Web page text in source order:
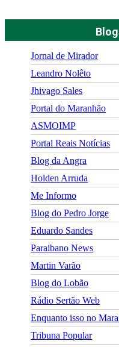
Jornal de Mirador
Leandro Nolêto
Jhivago Sales
Portal do Maranhão
ASMOIMP
Portal Reais Notí­cias
Blog da Angra
Holden Arruda
Me Informo
Blog do Pedro Jorge
Eduardo Sandes
Paraibano News
Martin Varão
Blog do Lobão
Rádio Sertão Web
Enquanto isso no
Tribuna Popular